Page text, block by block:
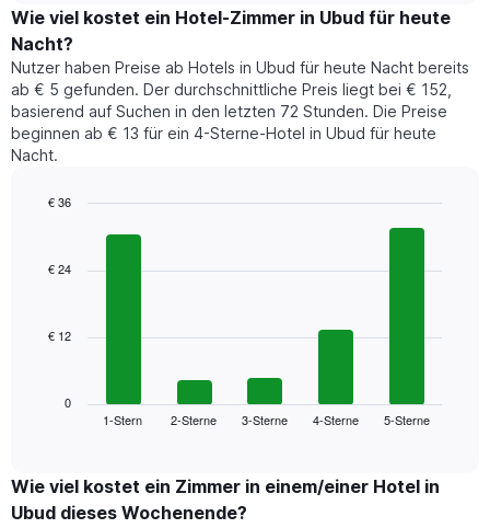
hat
1
Y-
Achse,
die
den
durchschnittlichen
Zimmerpreis
den
durchschnittlichen
Preis
eines
Zimmers
für
den
jeweiligen
Das
die
Das
Diagramm
Y-
Achse,
Wie viel kostet ein Hotel-Zimmer in Ubud für heute
Nacht?
Nutzer haben Preise ab Hotels in Ubud für heute Nacht bereits
ab € 5 gefunden. Der durchschnittliche Preis liegt bei € 152,
basierend auf Suchen in den letzten 72 Stunden. Die Preise
beginnen ab € 13 für ein 4-Sterne-Hotel in Ubud für heute
Nacht.
with
Das
zeigt
der
für
1-Stern 2-Sterne 3-Sterne 4-Sterne 5-Sterne
0
€ 12
€ 24
€ 36
Wie viel kostet ein Zimmer in einem/einer Hotel in
Ubud dieses Wochenende?